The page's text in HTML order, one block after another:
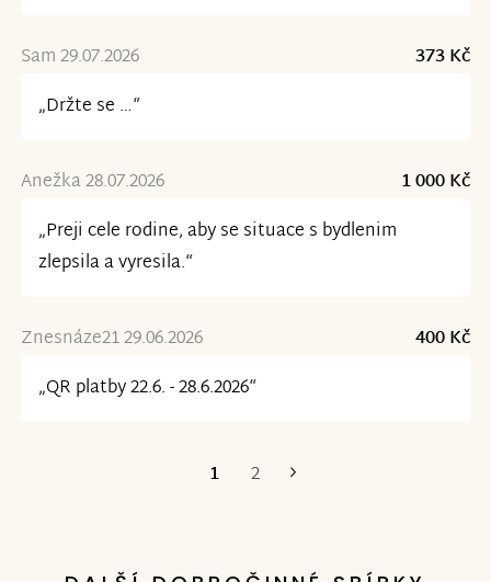
Sam 29.07.2026
373 Kč
„Držte se …“
Anežka 28.07.2026
1 000 Kč
„Preji cele rodine, aby se situace s bydlenim
zlepsila a vyresila.“
Znesnáze21 29.06.2026
400 Kč
„QR platby 22.6. - 28.6.2026“
1 2